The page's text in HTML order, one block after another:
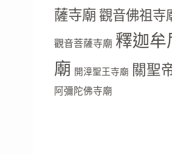
薩寺廟觀音佛祖寺
觀音菩薩寺廟 釋迦牟
廟 開漳聖王寺廟 關聖
阿彌陀佛寺廟